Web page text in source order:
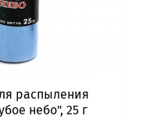
распыления
небо", 25 г